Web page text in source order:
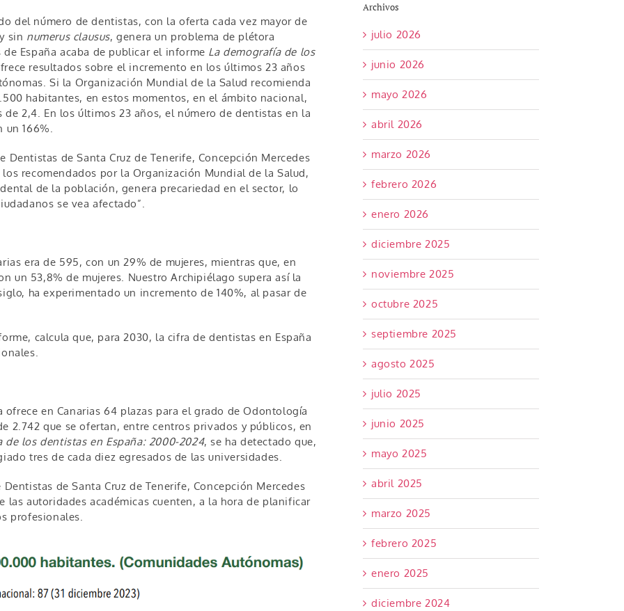
del número de dentistas, con la oferta cada vez mayor de
sin numerus clausus, genera un problema de plétora
España acaba de publicar el informe La demografía de los
resultados sobre el incremento en los últimos 23 años
Si la Organización Mundial de la Salud recomienda
habitantes, en estos momentos, en el ámbito nacional,
de 2,4. En los últimos 23 años, el número de dentistas en la
un 166%.
de Santa Cruz de Tenerife, Concepción Mercedes
recomendados por la Organización Mundial de la Salud,
de la población, genera precariedad en el sector, lo
se vea afectado”.
era de 595, con un 29% de mujeres, mientras que, en
un 53,8% de mujeres. Nuestro Archipiélago supera así la
ha experimentado un incremento de 140%, al pasar de
calcula que, para 2030, la cifra de dentistas en España
en Canarias 64 plazas para el grado de Odontología
2.742 que se ofertan, entre centros privados y públicos, en
de los dentistas en España: 2000-2024, se ha detectado que,
tres de cada diez egresados de las universidades.
de Santa Cruz de Tenerife, Concepción Mercedes
las autoridades académicas cuenten, a la hora de planificar
profesionales.
Archivos
julio 2026
junio 2026
mayo 2026
abril 2026
marzo 2026
febrero 2026
enero 2026
diciembre 2025
noviembre 2025
octubre 2025
septiembre 2025
agosto 2025
julio 2025
junio 2025
mayo 2025
abril 2025
marzo 2025
febrero 2025
enero 2025
diciembre 2024